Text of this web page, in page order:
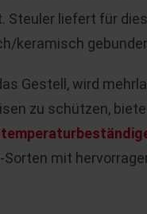
Steuler liefert für
keramisch
Gestell, wird
zu schützen,
mit